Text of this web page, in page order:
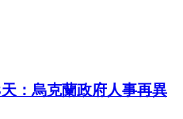
：烏克蘭政府人事再異